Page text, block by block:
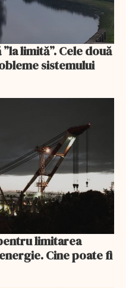
limită”. Cele două
sistemului
limitarea
Cine poate fi